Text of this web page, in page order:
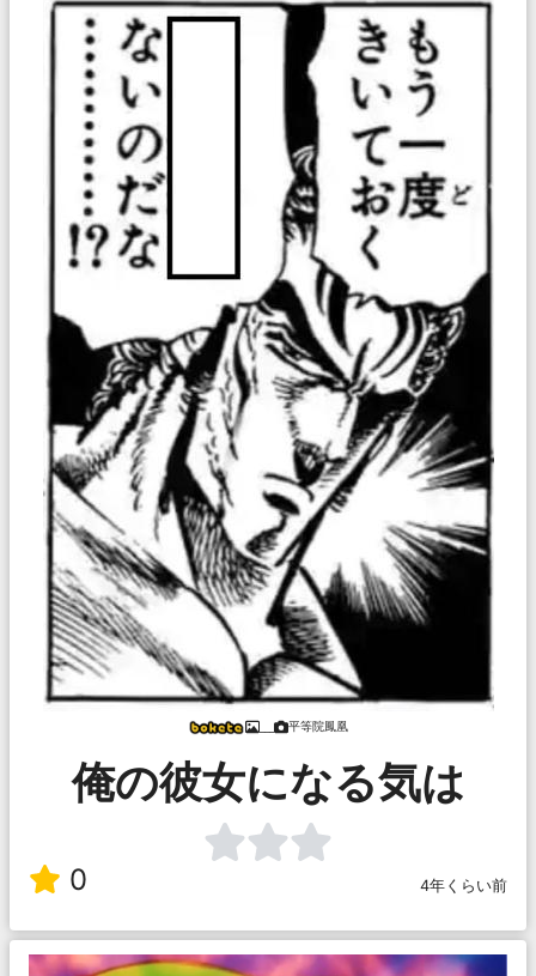
平等院鳳凰
俺の彼女になる気は
0 4年くらい前